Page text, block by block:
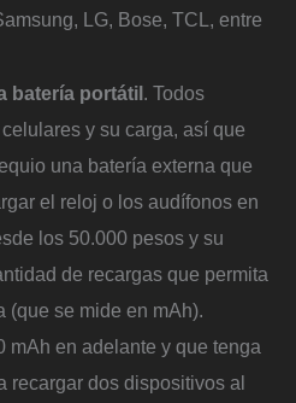
LG, Bose, TCL, entre
batería portátil . Todos
y su carga, así que
una batería externa que
el reloj o los audífonos en
los 50.000 pesos y su
de recargas que permita
(que se mide en mAh).
mAh en adelante y que tenga
recargar dos dispositivos al